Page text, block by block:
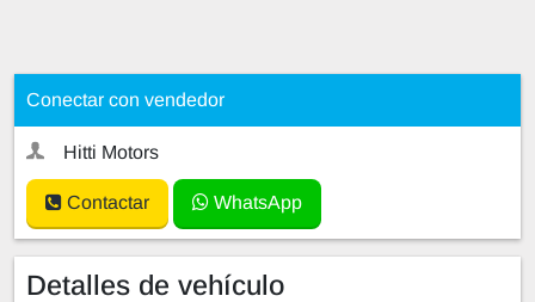
Conectar con vendedor
Hitti Motors
Contactar WhatsApp
Detalles de vehículo